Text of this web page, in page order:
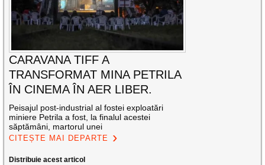
CARAVANA TIFF A
TRANSFORMAT MINA PETRILA
ÎN CINEMA ÎN AER LIBER.
Peisajul post-industrial al fostei exploatări
miniere Petrila a fost, la finalul acestei
săptămâni, martorul unei
CITEȘTE MAI DEPARTE
Distribuie acest articol